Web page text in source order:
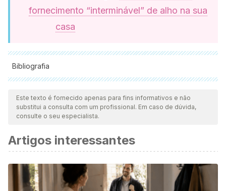
fornecimento “interminável” de alho na sua
casa
Bibliografia
Todas as fontes citadas foram minuciosamente revisadas por
nossa equipe para garantir sua qualidade, confiabilidade,
atualidade e validade. A bibliografia deste artigo foi
cientificamente.
Del Val, E., & Dirzo, R. (2004). Mirmecofilia: Las Plantas con
Ejército Propio. Interciencia.https://doi.org/0378-
1844/04/12/673-07
Este texto é fornecido apenas para fins informativos e não
substitui a consulta com um profissional. Em caso de dúvida,
consulte o seu especialista.
Artigos interessantes